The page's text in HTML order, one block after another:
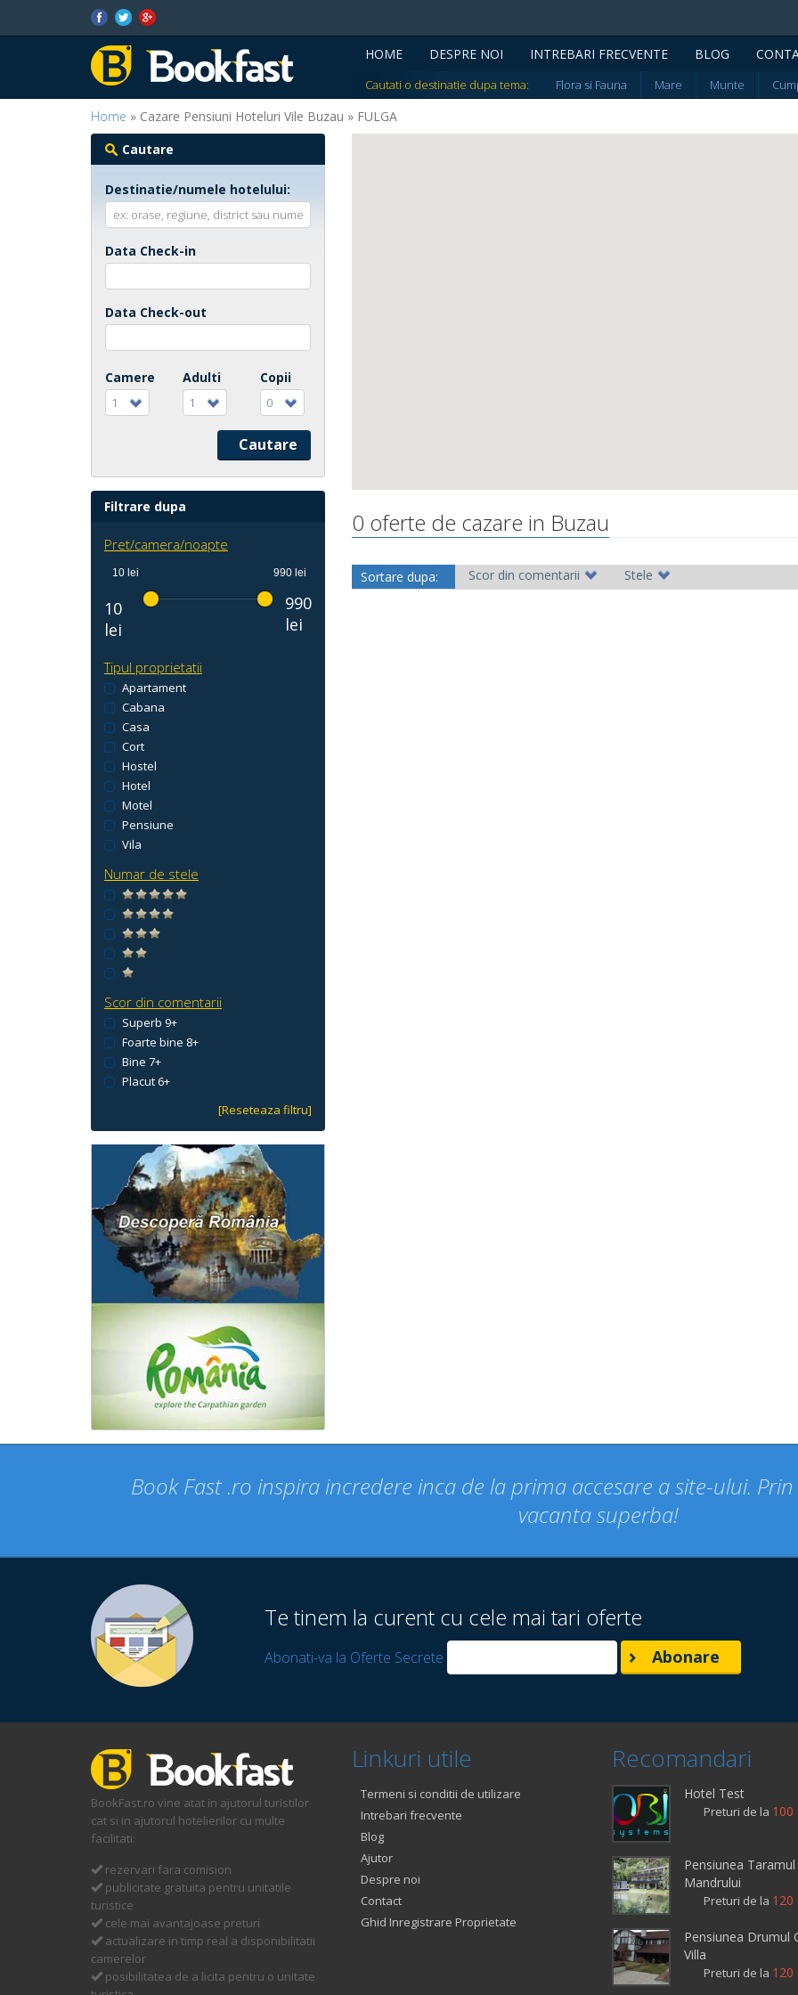
HOME DESPRE NOI INTREBARI FRECVENTE BLOG
Cautati o destinatie dupa tema:
Flora si Fauna Mare Munte
Home » Cazare Pensiuni Hoteluri Vile Buzau » FULGA
Cautare
Destinatie/numele hotelului:
Data Check-in
Data Check-out
Camere
1
Adulti
1
Copii
0
Filtrare dupa
Pret/camera/noapte
10
lei
10 lei 990 lei
990
lei
Tipul proprietatii
Apartament
Cabana
Casa
Cort
Hostel
Hotel
Motel
Pensiune
Vila
Numar de stele
Scor din comentarii
Superb 9+
Foarte bine 8+
Bine 7+
Placut 6+
[Reseteaza filtru]
0 oferte de cazare in Buzau
Sortare dupa: Scor din comentarii Stele
Book Fast .ro inspira incredere inca de la prima accesare a site-ului.
vacanta superba!
Te tinem la curent cu cele mai tari oferte
Abonati-va la Oferte Secrete
BookFast.ro vine atat in ajutorul turistilor
cat si in ajutorul hotelierilor cu multe
facilitati:
rezervari fara comision
publicitate gratuita pentru unitatile
turistice
cele mai avantajoase preturi
actualizare in timp real a disponibilitatii
camerelor
posibilitatea de a licita pentru o unitate
Linkuri utile
Termeni si conditii de utilizare
Intrebari frecvente
Blog
Ajutor
Despre noi
Contact
Ghid Inregistrare Proprietate
Recomandari
Hotel Test
Preturi de la 100
Pensiunea Taramul
Mandrului
Preturi de la 120
Pensiunea Drumul
Villa
Preturi de la 120